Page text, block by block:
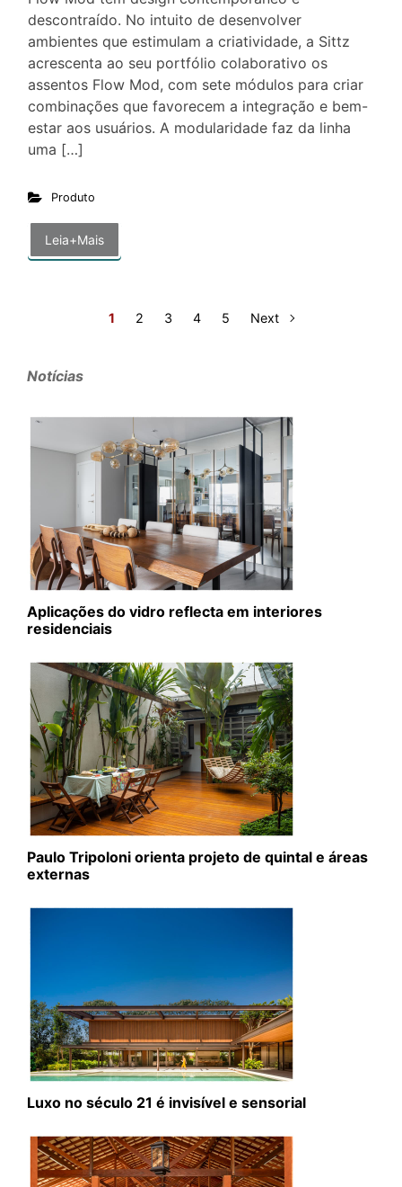
descontraído. No intuito de desenvolver
ambientes que estimulam a criatividade, a Sittz
acrescenta ao seu portfólio colaborativo os
assentos Flow Mod, com sete módulos para criar
combinações que favorecem a integração e bem-
estar aos usuários. A modularidade faz da linha
uma […]
Produto
Leia+Mais
1 2 3 4 5 Next
Notícias
Aplicações do vidro reflecta em interiores
residenciais
Paulo Tripoloni orienta projeto de quintal e áreas
externas
Luxo no século 21 é invisível e sensorial